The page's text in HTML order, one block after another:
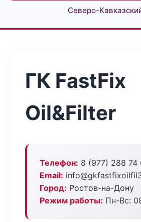
Северо-
ГК FastFix
Oil&Filter
Телефон: 8 (977) 288 74
Email:
Город: Ростов-на-Дону
Режим работы: Пн-Вс: